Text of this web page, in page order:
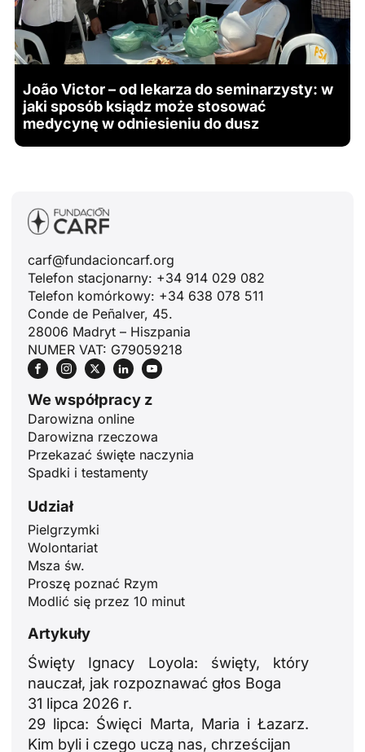
João Victor – od lekarza do seminarzysty: w
jaki sposób ksiądz może stosować
medycynę w odniesieniu do dusz
carf@fundacioncarf.org
Telefon stacjonarny: +34 914 029 082
Telefon komórkowy: +34 638 078 511
Conde de Peñalver, 45.
28006 Madryt – Hiszpania
NUMER VAT: G79059218
We współpracy z
Darowizna online
Darowizna rzeczowa
Przekazać święte naczynia
Spadki i testamenty
Udział
Pielgrzymki
Wolontariat
Msza św.
Proszę poznać Rzym
Modlić się przez 10 minut
Artykuły
Święty Ignacy Loyola: święty, który
nauczał, jak rozpoznawać głos Boga
31 lipca 2026 r.
29 lipca: Święci Marta, Maria i Łazarz.
Kim byli i czego uczą nas, chrześcijan